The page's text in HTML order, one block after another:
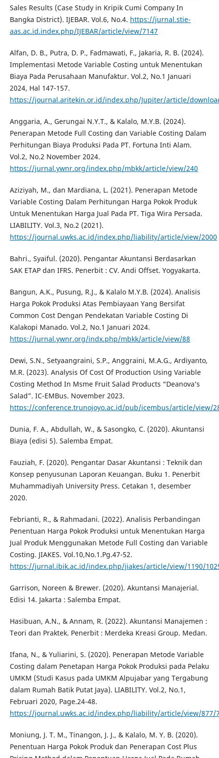
Sales Results (Case Study in Kripik Cumi Company In
Bangka District). IJEBAR. Vol.6, No.4. https://jurnal.stie-
aas.ac.id.index.php/IJEBAR/article/view/7147
Alfan, D. B., Putra, D. P., Fadmawati, F., Jakaria, R. B. (2024).
Implementasi Metode Variable Costing untuk Menentukan
Biaya Pada Perusahaan Manufaktur. Vol.2, No.1 Januari
2024, Hal 147-157.
https://journal.aritekin.or.id/index.php/Jupiter/article/
Anggaria, A., Gerungai N.Y.T., & Kalalo, M.Y.B. (2024).
Penerapan Metode Full Costing dan Variable Costing Dalam
Perhitungan Biaya Produksi Pada PT. Fortuna Inti Alam.
Vol.2, No.2 November 2024.
https://jurnal.ywnr.org/index.php/mbkk/article/view/240
Aziziyah, M., dan Mardiana, L. (2021). Penerapan Metode
Variable Costing Dalam Perhitungan Harga Pokok Produk
Untuk Menentukan Harga Jual Pada PT. Tiga Wira Persada.
LIABILITY. Vol.3, No.2 (2021).
https://journal.uwks.ac.id/index.php/liability/article/view/2000
Bahri., Syaiful. (2020). Pengantar Akuntansi Berdasarkan
SAK ETAP dan IFRS. Penerbit : CV. Andi Offset. Yogyakarta.
Bangun, A.K., Pusung, R.J., & Kalalo M.Y.B. (2024). Analisis
Harga Pokok Produksi Atas Pembiayaan Yang Bersifat
Common Cost Dengan Pendekatan Variable Costing Di
Kalakopi Manado. Vol.2, No.1 Januari 2024.
https://jurnal.ywnr.org/indx.php/mbkk/article/view/88
Dewi, S.N., Setyaangraini, S.P., Anggraini, M.A.G., Ardiyanto,
M.R. (2023). Analysis Of Cost Of Production Using Variable
Costing Method In Msme Fruit Salad Products “Deanova’s
Salad”. IC-EMBus. November 2023.
https://conference.trunojoyo.ac.id/pub/icembus/article/view/
Dunia, F. A., Abdullah, W., & Sasongko, C. (2020). Akuntansi
Biaya (edisi 5). Salemba Empat.
Fauziah, F. (2020). Pengantar Dasar Akuntansi : Teknik dan
Konsep penyusunan Laporan Keuangan. Buku 1. Penerbit
Muhammadiyah University Press. Cetakan 1, desember
2020.
Febrianti, R., & Rahmadani. (2022). Analisis Perbandingan
Penentuan Harga Pokok Produksi untuk Menentukan Harga
Jual Produk Menggunakan Metode Full Costing dan Variable
Costing. JIAKES. Vol.10,No.1.Pg.47-52.
https://jurnal.ibik.ac.id/index.php/jiakes/article/view/1190/
Garrison, Noreen & Brewer. (2020). Akuntansi Manajerial.
Edisi 14. Jakarta : Salemba Empat.
Hasibuan, A.N., & Annam, R. (2022). Akuntansi Manajemen :
Teori dan Praktek. Penerbit : Merdeka Kreasi Group. Medan.
Ifana, N., & Yuliarini, S. (2020). Penerapan Metode Variable
Costing dalam Penetapan Harga Pokok Produksi pada Pelaku
UMKM (Studi Kasus pada UMKM Alpujabar yang Tergabung
dalam Rumah Batik Putat Jaya). LIABILITY. Vol.2, No.1,
Februari 2020, Page.24-48.
https://journal.uwks.ac.id/index.php/liability/article/view/877/
Moniung, J. T. M., Tinangon, J. J., & Kalalo, M. Y. B. (2020).
Penentuan Harga Pokok Produk dan Penerapan Cost Plus